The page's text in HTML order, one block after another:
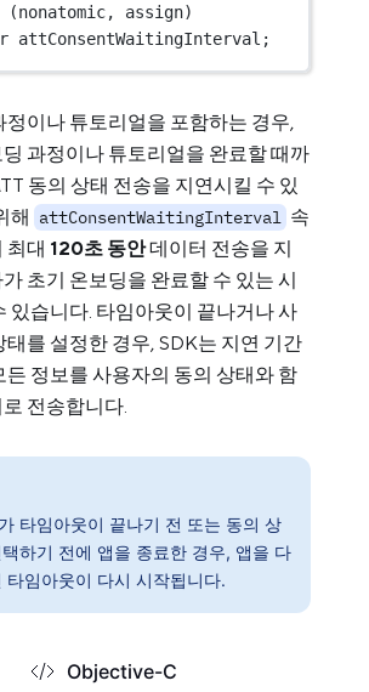
attConsentWaitingInterval;
정이나 튜토리얼을 포함하는 경우,
과정이나 튜토리얼을 완료할 때까
동의 상태 전송을 지연시킬 수 있
해 attConsentWaitingInterval 속
최대 120초 동안데이터 전송을 지
초기 온보딩을 완료할 수 있는 시
있습니다. 타임아웃이 끝나거나 사
태를 설정한 경우, SDK는 지연 기간
든 정보를 사용자의 동의 상태와 함
전송합니다.
타임아웃이 끝나기 전 또는 동의 상
하기 전에 앱을 종료한 경우, 앱을 다
타임아웃이 다시 시작됩니다.
Objective-C